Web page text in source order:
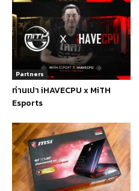
Partners
ท่านเปา iHAVECPU x MiTH
Esports